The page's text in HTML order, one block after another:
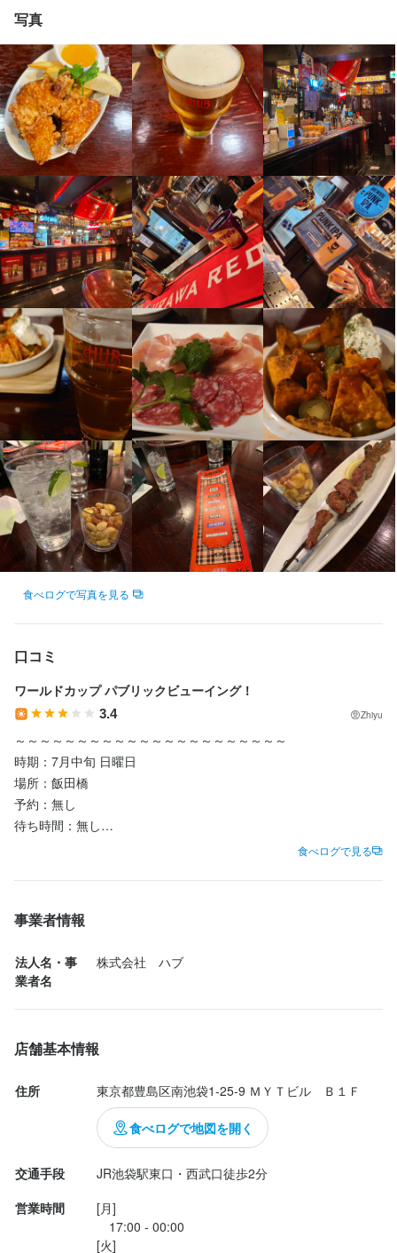
写真
食べログで写真を見る
口コミ
ワールドカップ パブリックビューイング！
3.4 Zhiyu
～～～～～～～～～～～～～～～～～～～～～～
時期：7月中旬 日曜日
場所：飯田橋
予約：無し
待ち時間：無し
～～～～～～～～～～～～～～～～～～～～～～
Fanstaというサイト(アプリ)からFIFAワールドカップのパブリッ
クビューイング座席を予約できます！
食べログで見る
事業者情報
法人名・事
業者名
株式会社　ハブ
店舗基本情報
住所 東京都豊島区南池袋1-25-9 ＭＹＴビル　Ｂ１Ｆ
食べログで地図を開く
交通手段
JR池袋駅東口・西武口徒歩2分
営業時間
[月]
17:00 - 00:00
[火]
総労働時間(1ヶ月)160時間～170時間
※一般的なシフト例/15：00～24：00
※月の平均残業時間は20時間
（残業削減に取り組んでいます）
時短社員制度あり 残業月20時間以下 長期勤務歓迎 シフト制
休日・休暇
週休2日制（シフト制）、月9日休み、年間休日108日
※週休3日制度も導入しています！
※有給休暇平均取得11日（2025年度の取得率68％）
※年間休日：2030年に120日を目指しています
＞＞各種長期休暇も充実！
夏季休暇（9日間）
慶弔休暇
産前・産後休暇
育児休暇（男女ともに取得実績あり）
介護休暇
冬季休暇（5日間）
リフレッシュ休暇（永年勤続表彰）
特別休暇（入社時、転宅時等）
月8日以上休みあり 産休・育休制度あり 夏季休暇あり 特別休暇あり
待遇
社会保険完備
確定拠出年金制度
借り上げ社宅制度（家賃半額補助）※上限7万円
社員持株会 （奨励金20％）※8月～
慶弔祝金（結婚3万円・出産5万円・小中入学1万円）
メンタルヘルスサポート
福利厚生サービス加入
クラブ活動（サッカー・バスケ・クライミング・軽音楽・英語
等）
5泊7日の英国研修（入社3年後、10年後）
旅行会
エリア限定正社員制度（北海道、宮城、新潟、首都圏、近畿圏、
独立支援セミナー
メンター制度
社会保険完備
未経験者歓迎 独立希望者歓迎 新卒歓迎
Uターン・Iターン歓迎
フリーター歓迎 女性活躍中
オープニングスタッフ募集
駅チカ(徒歩5分以内)
上場企業
仕事内容
★HUB店長候補としてホール/レジ/カウンター/キッチン全般をお